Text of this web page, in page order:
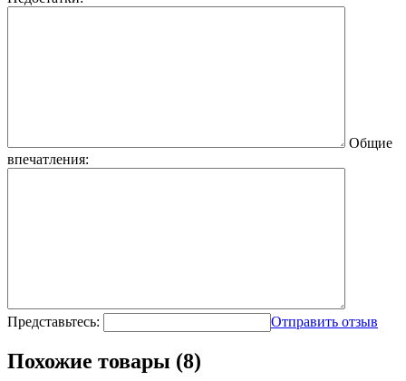
Общие
впечатления:
Представьтесь: Отправить отзыв
Похожие товары (8)